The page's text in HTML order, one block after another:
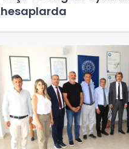
hesaplarda